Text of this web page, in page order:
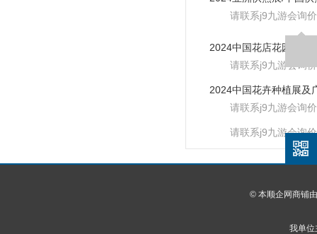
请联系j9九游会询价
请联系j9九游会询价
请联系j9九游会询价
请联系j9九游会询价
© 本顺企网商铺由
我单位